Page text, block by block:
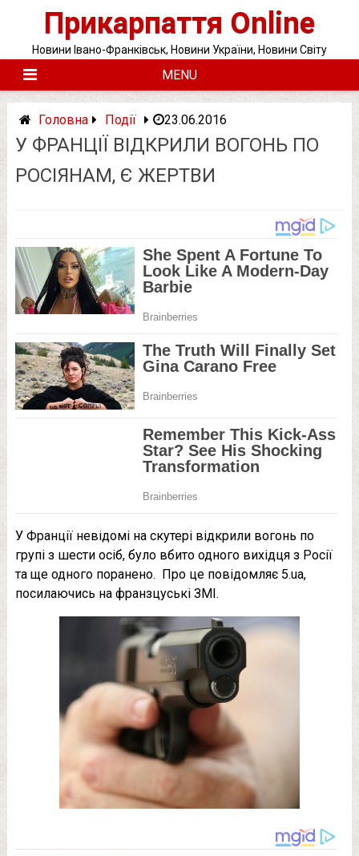
Прикарпаття Online
Новини Івано-Франківськ, Новини України, Новини Світу
MENU
Головна Події 23.06.2016
У ФРАНЦІЇ ВІДКРИЛИ ВОГОНЬ ПО
РОСІЯНАМ, Є ЖЕРТВИ
У Франції невідомі на скутері відкрили вогонь по
групі з шести осіб, було вбито одного вихідця з Росії
та ще одного поранено. Про це повідомляє 5.ua,
посилаючись на франзцуські ЗМІ.